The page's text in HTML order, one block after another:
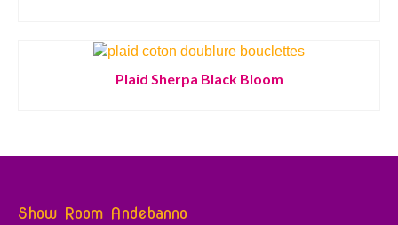
Plaid Sherpa Black Bloom
Show Room Andebanno